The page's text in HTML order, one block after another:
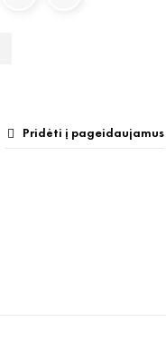
 Pridėti į pageidaujamus